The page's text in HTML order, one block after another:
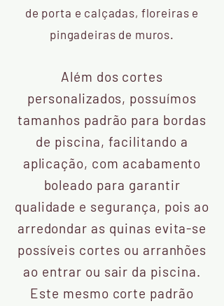
de porta e calçadas, floreiras e
pingadeiras de muros.
Além dos cortes
personalizados, possuímos
tamanhos padrão para bordas
de piscina, facilitando a
aplicação, com acabamento
boleado para garantir
qualidade e segurança, pois ao
arredondar as quinas evita-se
possíveis cortes ou arranhões
ao entrar ou sair da piscina.
Este mesmo corte padrão